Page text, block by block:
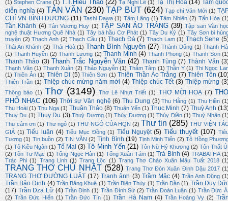
(1) Stephen Crane (1) T.T.Hiếu Thảo (22) Tạ Nghi Lễ (1) Tạ Thị Hoa (14) Tam
diễn nghĩa (4) TẢN VĂN (230) TẠP BÚT (624) Tạp chí Văn Mới (1)
CHÍ VN BÌNH DƯƠNG (11) Tashi Dawa (1) Tâm Lãng (1) Tâm Nhiên (2) Tấn Hòa
Tần Khánh (4) Tân Vương Huy (1) TẬP SAN ÁO TRẮNG (39) Tập san Văn
nghệ thuật Hương Quê Nhà (1) Tây bá hầu Cơ Phát (1) Tây Du Ký (1) Tây Sơn bi
truyện (2) Thạch Anh (2) Thạch Cầu (1) Thạch Đà (7) Thạch Lam (1) Thạch Sene
Thái An Khánh (2) Thái Hoà (1) Thanh Bình Nguyên (27) Thành Dũng (1) Thanh
(1) Thanh Huyền (2) Thanh Lương (2) Thanh Minh (4) Thanh Phong (1) Thanh Sơn
Thanh Thảo (3) Thanh Trắc Nguyễn Văn (42) Thanh Tùng (7) Thành Văn
Thạnh Văn (1) Thanh Xuân (2) Thảo Nguyễn (1) Thâm Tâm (1) Thần Y (1) Thi Ngọc
(1) Thiên Ân (1) Thiên Di (5) Thiên Sơn (1) Thiên Thần Áo Trắng (7) Thiên Tôn
Thiên Trần (1) Thiệp chúc mừng năm mới (4) Thiệp chúc Tết (3) Thiệp mừng
Thông báo (1) Thơ (3149) Thơ Lê Nhựt Triết (1) THƠ MỜI HOẠ (7)
PHỔ NHẠC (106) Thời sự Văn nghệ (6) Thu Dung (3) Thu Hằng (1) Thu Hiền
Thu Hoài (1) Thu Nga (1) Thuận Thảo (8) Thuận Yến (1) Thục Minh (7) Thuỳ Anh
Thuỵ Du (1) Thụy Du (3) Thuỳ Dương (1) Thùy Dương (1) Thủy Điền (1) Thuỳ Nhân
Thư cảm ơn (1) Thư ngỏ (1) THƯ NGỎ CỦA HQN (2) Thư tin (285) THƯ VIỆN
GIẢ (1) Tiểu luận (4) Tiểu Mục Đồng (1) Tiểu Nguyệt (5) Tiểu thuyết (107)
Tương (1) Tin buồn (2) TIN VĂN (2) Tịnh Bình (19) Tịnh Minh Tiến (2) Tô Hồng
(1) Tô Kiều Ngân (1) Tố Mai (3) Tô Minh Yến (21) Tôn Nữ Hỷ Khương (2) Tôn Thất
(2) Tôn Tư Mạc (1) Tống Ngọc Hân (1) Tống Xuân Tám (1) Trà Bình (4) TRABATHA
Trác Phi (1) Trang Linh (1) Trang Lộc (1) Trang Thơ Chào Xuân Mậu Tuất 2018
TRANG THƠ CHỦ NHẬT (528) Trang Thơ Đón Xuân Đinh Dậu 2017
TRANG THƠ ĐƯỜNG LUẬT (17) Tranh ảnh (3) Trầm Mặc (4) Trần Anh Dũng
Trần Bảo Định (4) Trần Băng Khuê (1) Trần Biên Thùy (1) Trần Dần (1) Trần Duy
(17) Trần Dzạ Lữ (4) Trần Định (1) Trần Đình Sử (2) Trần Đoàn Luận (1) Trần Đức
(2) Trần Đức Hiển (1) Trần Đức Tín (1) Trần Hà Nam (4) Trần Hoàng Vy (2)